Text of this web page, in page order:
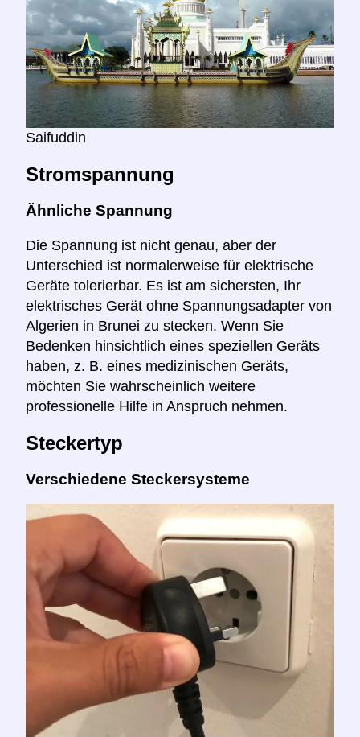
Saifuddin
Stromspannung
Ähnliche Spannung
Die Spannung ist nicht genau, aber der
Unterschied ist normalerweise für elektrische
Geräte tolerierbar. Es ist am sichersten, Ihr
elektrisches Gerät ohne Spannungsadapter von
Algerien in Brunei zu stecken. Wenn Sie
Bedenken hinsichtlich eines speziellen Geräts
haben, z. B. eines medizinischen Geräts,
möchten Sie wahrscheinlich weitere
professionelle Hilfe in Anspruch nehmen.
Steckertyp
Verschiedene Steckersysteme